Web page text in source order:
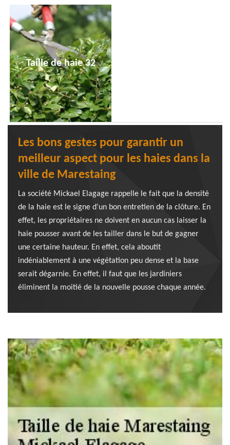
Taille de haie 32
Les bons gestes pour garantir un
meilleur aspect pour les haies dans la
ville de Marestaing
La société Mickael Elagage rappelle le fait que la densité
de la haie est le signe d'un bon entretien de la clôture. En
effet, les propriétaires ne doivent en aucun cas laisser la
haie pousser avant de les tailler dans le but de gagner
une certaine hauteur. En effet, cela aboutit
indéniablement à une végétation peu dense et la base
serait dégarnie. En effet, il faut que les jardiniers
éliminent la moitié de la nouvelle pousse chaque année.